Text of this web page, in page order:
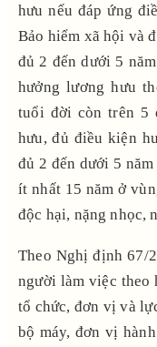
hưu nếu đáp ứng
Bảo hiểm xã hội và
đủ 2 đến dưới 5
hưởng lương hưu
tuổi đời còn trên 5
hưu, đủ điều kiện
đủ 2 đến dưới 5
ít nhất 15 năm ở
độc hại, nặng nhọc,
Theo Nghị định 67/
người làm việc theo
tổ chức, đơn vị và
bộ máy, đơn vị